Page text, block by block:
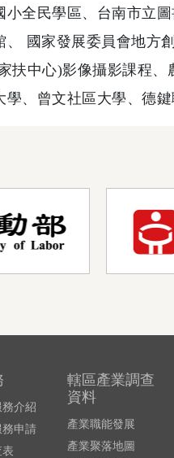
全民學區、台南市立
、 國家發展委員會地方
扶中心)影像攝影課程
、曾文社區大學、德
介紹
務申請
轄區產業調查
資料
產業職能發展
產業聚落地圖